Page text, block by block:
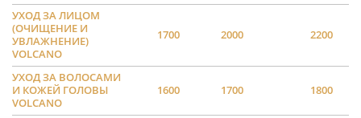
УХОД ЗА ЛИЦОМ
(ОЧИЩЕНИЕ И
УВЛАЖНЕНИЕ)
VOLCANO
1700 2000 2200
УХОД ЗА ВОЛОСАМИ
И КОЖЕЙ ГОЛОВЫ
VOLCANO
1600 1700 1800